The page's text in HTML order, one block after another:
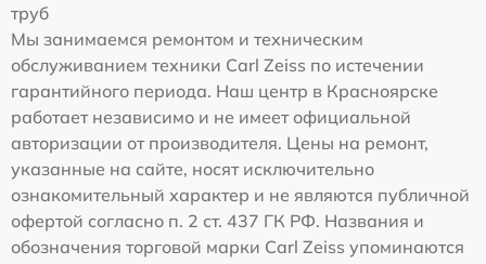
труб
Мы занимаемся ремонтом и техническим
обслуживанием техники Carl Zeiss по истечении
гарантийного периода. Наш центр в Красноярске
работает независимо и не имеет официальной
авторизации от производителя. Цены на ремонт,
указанные на сайте, носят исключительно
ознакомительный характер и не являются публичной
офертой согласно п. 2 ст. 437 ГК РФ. Названия и
обозначения торговой марки Carl Zeiss упоминаются